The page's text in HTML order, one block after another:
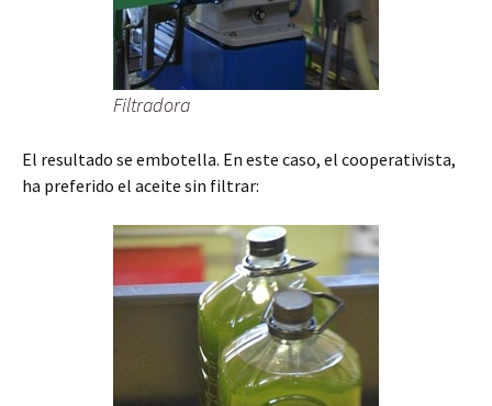
Filtradora
El resultado se embotella. En este caso, el cooperativista,
ha preferido el aceite sin filtrar: